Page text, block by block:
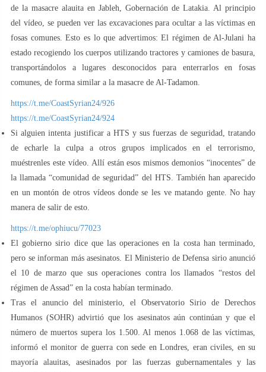
de la masacre alauita en Jableh, Gobernación de Latakia. Al principio
del vídeo, se pueden ver las excavaciones para ocultar a las víctimas en
fosas comunes. Esto es lo que advertimos: El régimen de Al-Julani ha
estado recogiendo los cuerpos utilizando tractores y camiones de basura,
transportándolos a lugares desconocidos para enterrarlos en fosas
comunes, de forma similar a la masacre de Al-Tadamon.
https://t.me/CoastSyrian24/926
https://t.me/CoastSyrian24/924
Si alguien intenta justificar a HTS y sus fuerzas de seguridad, tratando
de echarle la culpa a otros grupos implicados en el terrorismo,
muéstrenles este vídeo. Allí están esos mismos demonios “inocentes” de
la llamada “comunidad de seguridad” del HTS. También han aparecido
en un montón de otros vídeos donde se les ve matando gente. No hay
manera de salir de esto.
https://t.me/ophiucu/77023
El gobierno sirio dice que las operaciones en la costa han terminado,
pero se informan más asesinatos. El Ministerio de Defensa sirio anunció
el 10 de marzo que sus operaciones contra los llamados “restos del
régimen de Assad” en la costa habían terminado.
Tras el anuncio del ministerio, el Observatorio Sirio de Derechos
Humanos (SOHR) advirtió que los asesinatos aún continúan y que el
número de muertos supera los 1.500. Al menos 1.068 de las víctimas,
informó el monitor de guerra con sede en Londres, eran civiles, en su
mayoría alauitas, asesinados por las fuerzas gubernamentales y las